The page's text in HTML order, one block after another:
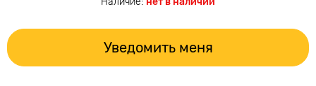
Уведомить меня